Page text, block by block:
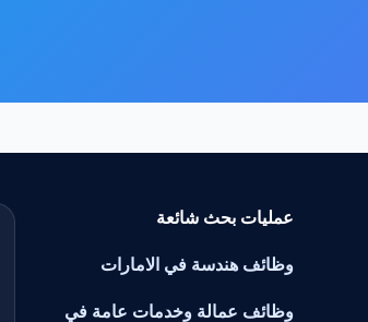
عمليات بحث شائعة
وظائف هندسة في الامارات
وظائف عمالة وخدمات عامة في